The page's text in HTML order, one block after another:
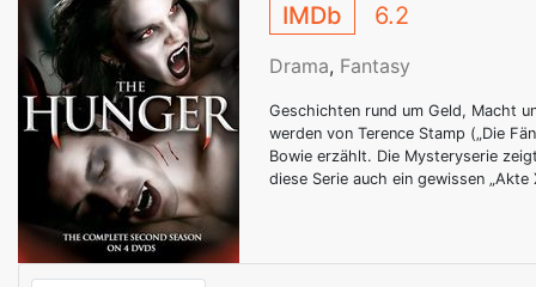
IMDb 6.2
Drama, Fantasy
Geschichten rund um Geld, Macht
werden von Terence Stamp („Die
Bowie erzählt. Die Mysteryserie
diese Serie auch ein gewissen „Akte